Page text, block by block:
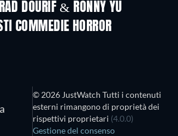
DOURIF & RONNY YU
COMMEDIE HORROR
© 2026 JustWatch Tutti i contenuti
esterni rimangono di proprietà dei
rispettivi proprietari (4.0.0)
Gestione del consenso